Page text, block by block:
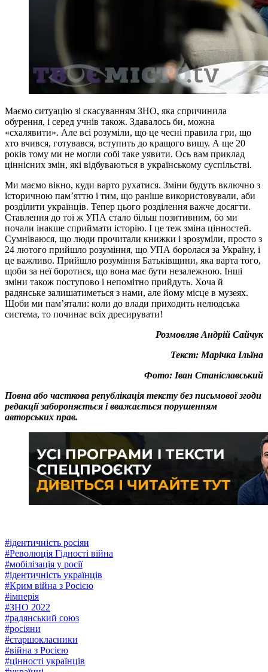
Маємо ситуацію зі скасуванням ЗНО, яка спричинила
обурення, і серед учнів також. Здавалось би, можна
«схалявити». Але всі розуміли, що це чесні правила гри, що
хто вчився, готувався, вступить до кращого вишу. А ще 20
років тому ми не могли собі таке уявити. Ось вам приклад
ціннісних змін, які відбуваються в українському суспільстві.
Ми маємо вікно, куди варто рухатися. Зміни будуть включно з
історичною пам’яттю і тим, що раніше використовували, аби
розділити українців. Тепер цього розділення важче досягти.
Ставлення до тої ж УПА стало більш позитивним, бо ми
почали інакше сприймати історію. І це теж зміна цінностей.
Сумніваюся, що люди прочитали книжки і зрозуміли, просто з
24 лютого прийшло розуміння, що УПА боролася за Україну, і
це важливо. Прийшло розуміння Батьківщини, яка варта того,
щоби за неї боротися, що вона має бути незалежною. Інші
зміни також поступово і непомітно прийдуть. Хоча й
радянське залишатиметься з нами, але йому місце в музеях.
Щоби ми пам’ятали: коли до влади приходить нелюдська
система, то починає всіх дресирувати!
Розмовляв Андрій Сайчук
Текст: Марічка Ільїна
Фото: Іван Станіславський
Повна або часткова републікація тексту без письмової згоди
редакції забороняється і вважається порушенням
авторських прав.
#ідентичність росіян
#Революція Гідності війна
#мобілізація у росії
#ідентичність українців
#Крим війна з Росією
#імперія
#ЗНО 2022
#радянський союз
#росіяни
#старшокласники
#війна з Росією
#цінності українців